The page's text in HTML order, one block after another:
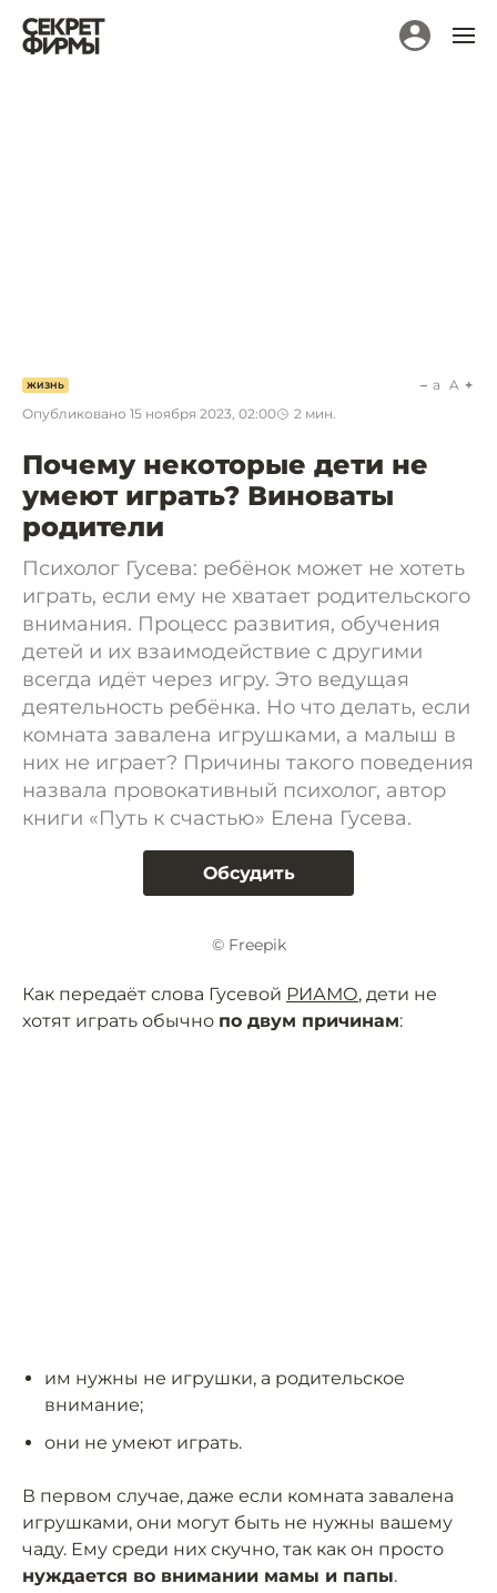
ЖИЗНЬ
Опубликовано 15 ноября 2023, 02:00 2 мин.
a A
Почему некоторые дети не
умеют играть? Виноваты
родители
Психолог Гусева: ребёнок может не хотеть
играть, если ему не хватает родительского
внимания. Процесс развития, обучения
детей и их взаимодействие с другими
всегда идёт через игру. Это ведущая
деятельность ребёнка. Но что делать, если
комната завалена игрушками, а малыш в
них не играет? Причины такого поведения
назвала провокативный психолог, автор
книги «Путь к счастью» Елена Гусева.
Обсудить
© Freepik
Как передаёт слова Гусевой РИАМО, дети не
хотят играть обычно по двум причинам:
им нужны не игрушки, а родительское
внимание;
они не умеют играть.
В первом случае, даже если комната завалена
игрушками, они могут быть не нужны вашему
чаду. Ему среди них скучно, так как он просто
нуждается во внимании мамы и папы.